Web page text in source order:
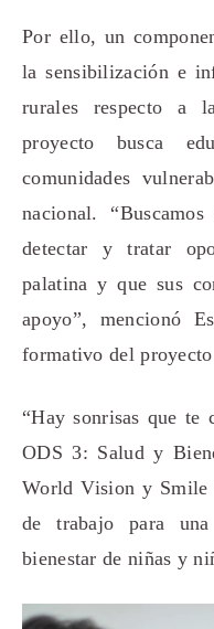
Por ello, un
la sensibilización e
rurales respecto a
proyecto busca
comunidades
nacional.
detectar y tratar
palatina y que sus
apoyo”, mencionó
formativo del
“Hay sonrisas que te
ODS 3: Salud y
World Vision y Smile
de trabajo para
bienestar de niñas y